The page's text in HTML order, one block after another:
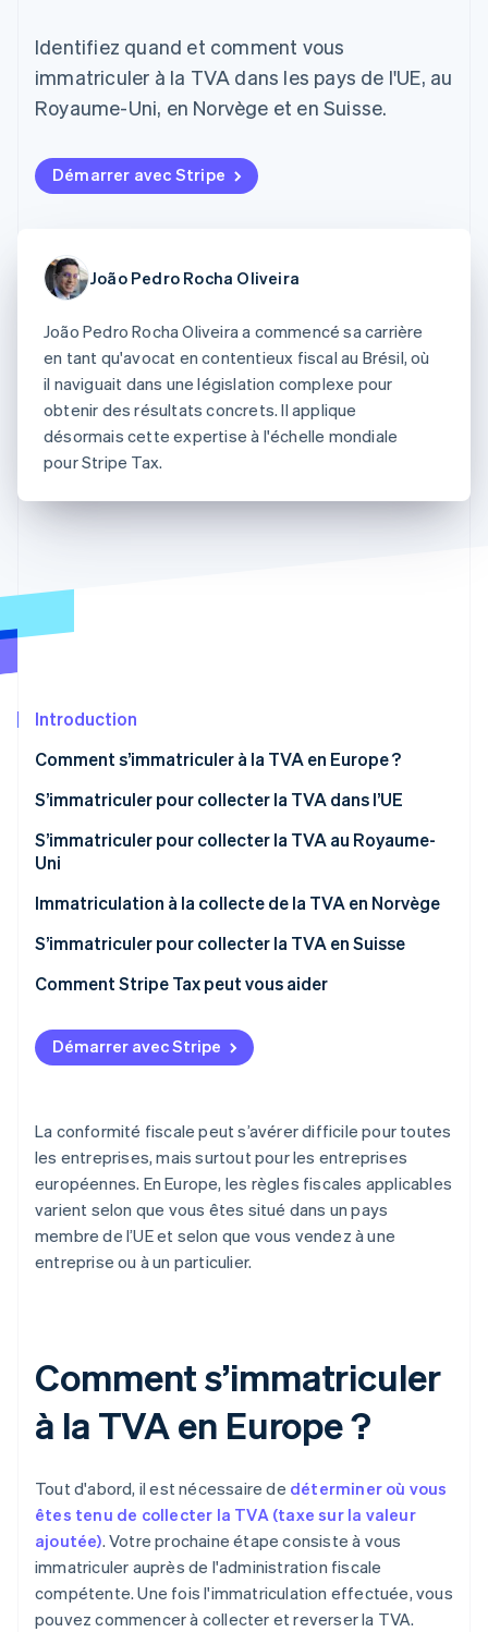
paiement
Accès à plus
de 125
Terminal
Paiements en
Authorization
Boost
Paiements
accélérés
Connections
financiers
associés
automatisée
Stripe Sigma
Rapports
personnalisés
des données
Plus
Découvrez les prochaines évolutions
Atlas
Vérification de l'identité
Stripe Sessions 2026
Gestion financière
Plateformes
Par secteur
Jeux
loisirs
Médias et
divertissements
Organisations à but
Services aux
entreprises
Commerce en ligne
Proposer une
facturation à l'usage
bancaires adossées à
services avec des
agents
Ressources
Intégrations
Exemples de code
Blog des développeurs
Roadmap produit
Sessions : conférence
annuelle
presse
Stripe Press
Contact
Devenir partenaire
Identifiez quand et comment vous
immatriculer à la TVA dans les pays de l'UE, au
Royaume-Uni, en Norvège et en Suisse.
Démarrer avec Stripe
João Pedro Rocha Oliveira
João Pedro Rocha Oliveira a commencé sa carrière
en tant qu'avocat en contentieux fiscal au Brésil, où
il naviguait dans une législation complexe pour
obtenir des résultats concrets. Il applique
désormais cette expertise à l'échelle mondiale
pour Stripe Tax.
Introduction
Comment s’immatriculer à la TVA en Europe ?
S’immatriculer pour collecter la TVA dans l’UE
Quand s’immatriculer ?
S’immatriculer pour collecter la TVA au Royaume-
Uni
Quand s’immatriculer ?
Comment s’immatriculer ?
Immatriculation à la collecte de la TVA en Norvège
Quand s’immatriculer ?
Comment s’immatriculer ?
S’immatriculer pour collecter la TVA en Suisse
Quand s’immatriculer ?
Comment Stripe Tax peut vous aider
Démarrer avec Stripe
La conformité fiscale peut s’avérer difficile pour toutes
les entreprises, mais surtout pour les entreprises
européennes. En Europe, les règles fiscales applicables
varient selon que vous êtes situé dans un pays
membre de l’UE et selon que vous vendez à une
entreprise ou à un particulier.
Comment s’immatriculer
à la TVA en Europe ?
Tout d'abord, il est nécessaire de déterminer où vous
êtes tenu de collecter la TVA (taxe sur la valeur
ajoutée). Votre prochaine étape consiste à vous
immatriculer auprès de l'administration fiscale
compétente. Une fois l'immatriculation effectuée, vous
pouvez commencer à collecter et reverser la TVA.